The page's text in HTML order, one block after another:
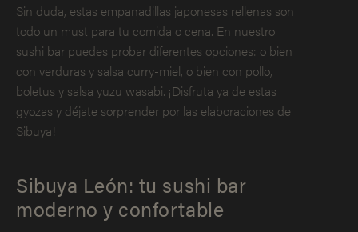
Sin duda, estas empanadillas japonesas rellenas son
todo un must para tu comida o cena. En nuestro
sushi bar puedes probar diferentes opciones: o bien
con verduras y salsa curry-miel, o bien con pollo,
boletus y salsa yuzu wasabi. ¡Disfruta ya de estas
gyozas y déjate sorprender por las elaboraciones de
Sibuya!
Sibuya León: tu sushi bar
moderno y confortable